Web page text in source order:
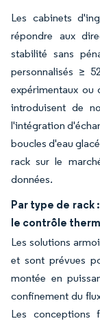
Les cabinets
répondre aux
stabilité sans
personnalisés ≥
expérimentaux ou
introduisent de
l'intégration
boucles d'eau
rack sur le
données.
Par type de
le contrôle
Les solutions
et sont prévues
montée en
confinement du
Les conceptions